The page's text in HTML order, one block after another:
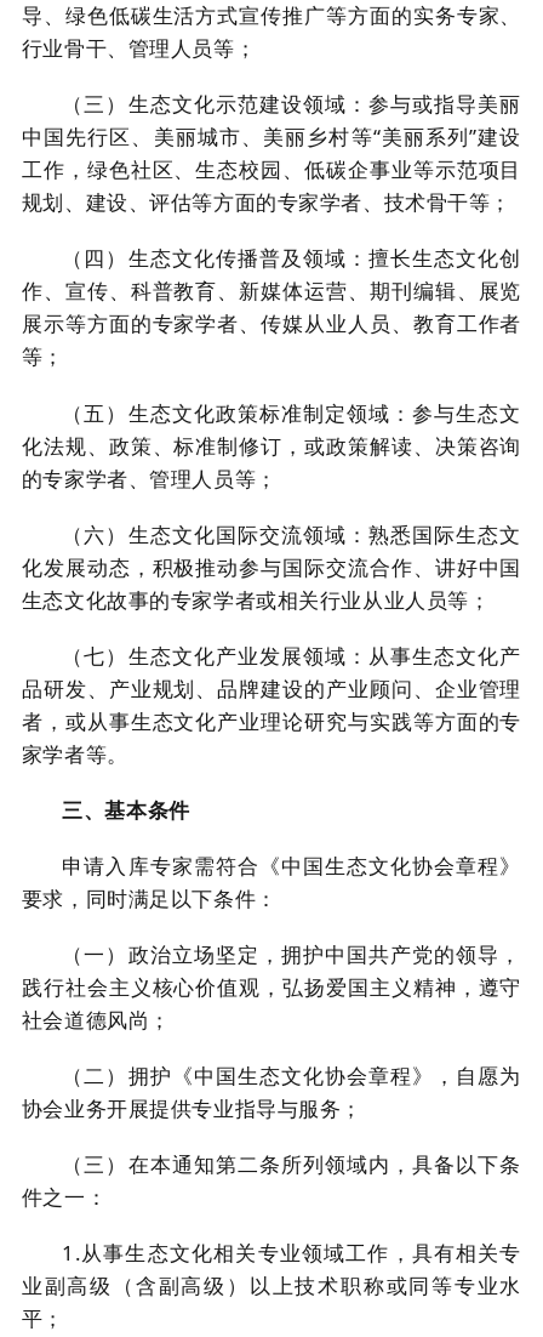
导、绿色低碳生活方式宣传推广等方面的实务专家、
行业骨干、管理人员等；
（三）生态文化示范建设领域：参与或指导美丽
中国先行区、美丽城市、美丽乡村等“美丽系列”建设
工作，绿色社区、生态校园、低碳企事业等示范项目
规划、建设、评估等方面的专家学者、技术骨干等；
（四）生态文化传播普及领域：擅长生态文化创
作、宣传、科普教育、新媒体运营、期刊编辑、展览
展示等方面的专家学者、传媒从业人员、教育工作者
等；
（五）生态文化政策标准制定领域：参与生态文
化法规、政策、标准制修订，或政策解读、决策咨询
的专家学者、管理人员等；
（六）生态文化国际交流领域：熟悉国际生态文
化发展动态，积极推动参与国际交流合作、讲好中国
生态文化故事的专家学者或相关行业从业人员等；
（七）生态文化产业发展领域：从事生态文化产
品研发、产业规划、品牌建设的产业顾问、企业管理
者，或从事生态文化产业理论研究与实践等方面的专
家学者等。
三、基本条件
申请入库专家需符合《中国生态文化协会章程》
要求，同时满足以下条件：
（一）政治立场坚定，拥护中国共产党的领导，
践行社会主义核心价值观，弘扬爱国主义精神，遵守
社会道德风尚；
（二）拥护《中国生态文化协会章程》，自愿为
协会业务开展提供专业指导与服务；
（三）在本通知第二条所列领域内，具备以下条
件之一：
1.从事生态文化相关专业领域工作，具有相关专
业副高级（含副高级）以上技术职称或同等专业水
平；